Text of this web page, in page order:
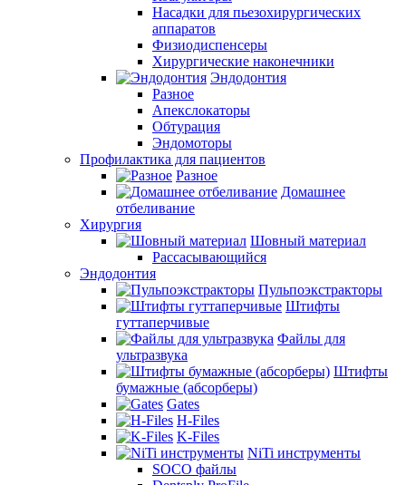
Насадки для пьезохирургических
аппаратов
Физиодиспенсеры
Хирургические наконечники
Эндодонтия
Разное
Апекслокаторы
Обтурация
Эндомоторы
Профилактика для пациентов
Разное
Домашнее
отбеливание
Хирургия
Шовный материал
Рассасывающийся
Эндодонтия
Пульпоэкстракторы
Штифты
гуттаперчивые
Файлы для
ультразвука
Штифты
бумажные (абсорберы)
Gates
H-Files
K-Files
NiTi инструменты
SOCO файлы